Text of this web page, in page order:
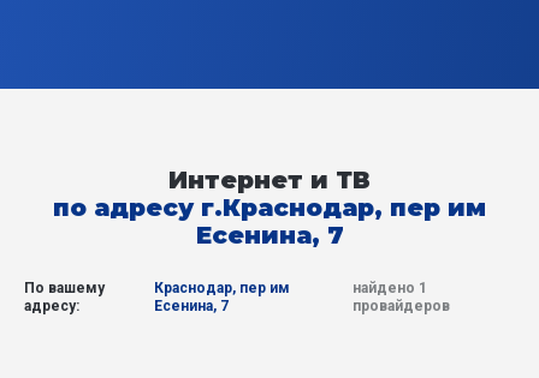
Интернет и ТВ
по адресу г.Краснодар, пер им
Есенина, 7
По вашему
адресу:
Краснодар, пер им
Есенина, 7
найдено 1
провайдеров